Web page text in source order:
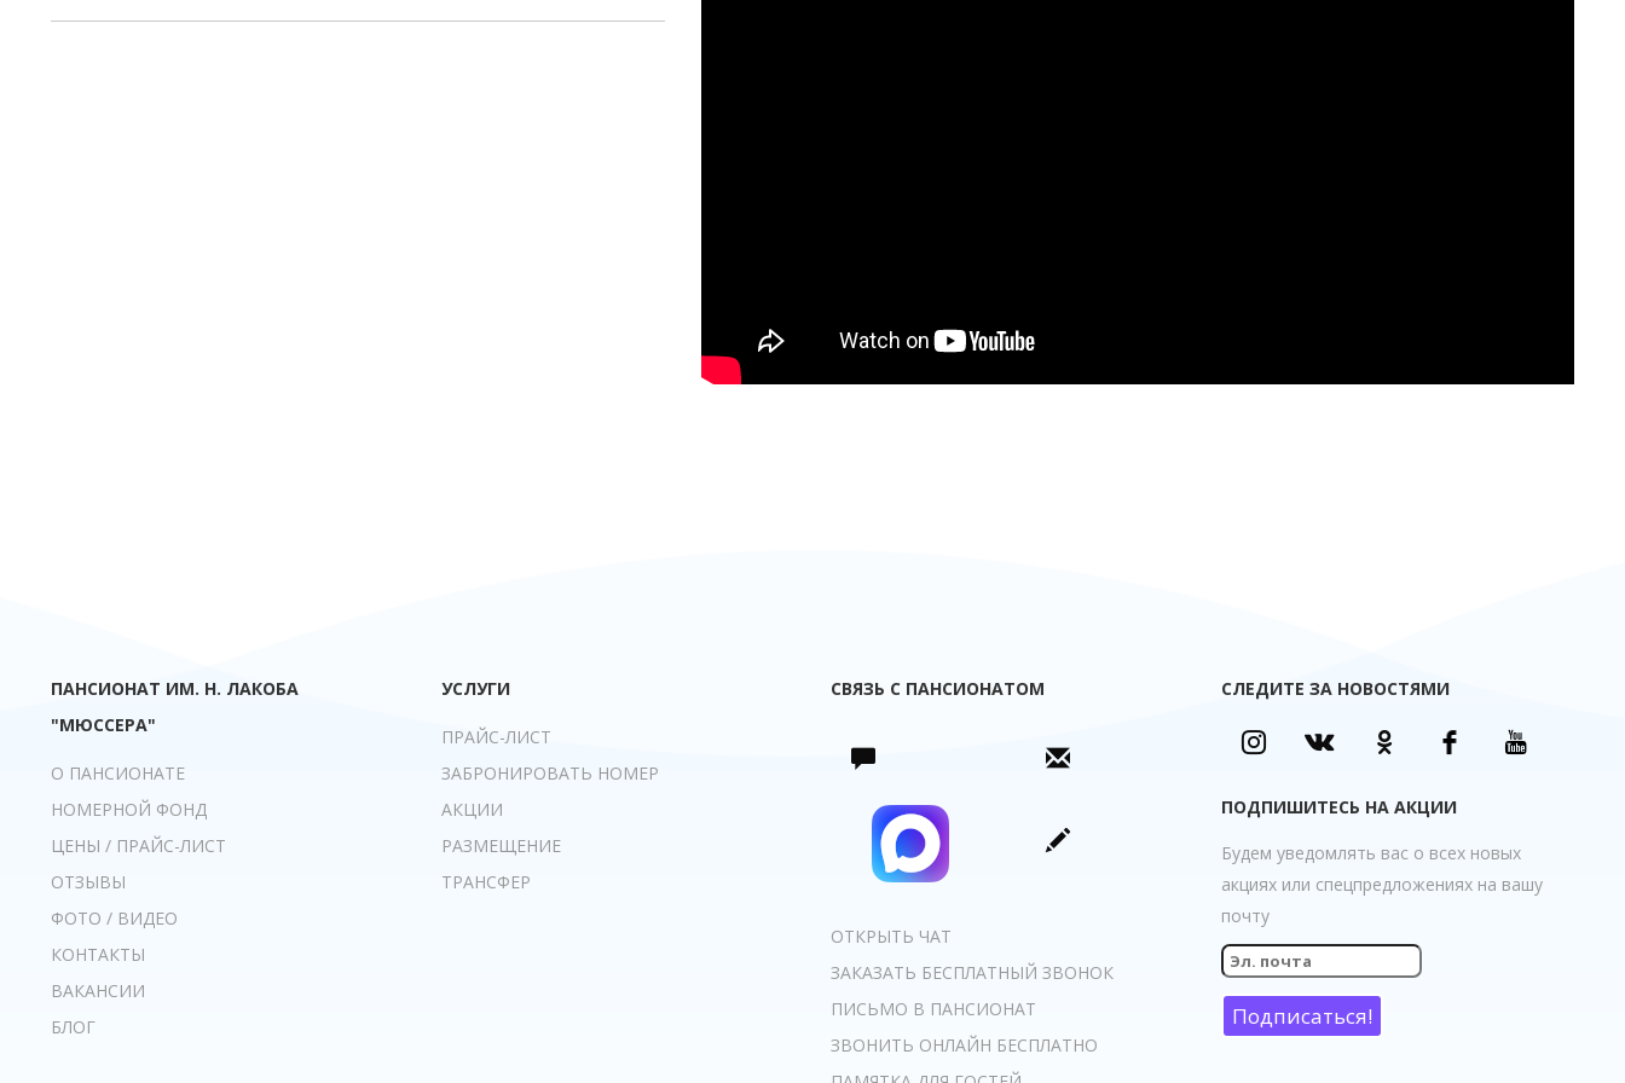
ПАНСИОНАТ ИМ. Н. ЛАКОБА
"МЮССЕРА"
О ПАНСИОНАТЕ
НОМЕРНОЙ ФОНД
ЦЕНЫ / ПРАЙС-ЛИСТ
ОТЗЫВЫ
ФОТО / ВИДЕО
КОНТАКТЫ
ВАКАНСИИ
БЛОГ
УСЛУГИ
ПРАЙС-ЛИСТ
ЗАБРОНИРОВАТЬ НОМЕР
АКЦИИ
РАЗМЕЩЕНИЕ
ТРАНСФЕР
СВЯЗЬ С ПАНСИОНАТОМ
ОТКРЫТЬ ЧАТ
ЗАКАЗАТЬ БЕСПЛАТНЫЙ ЗВОНОК
ПИСЬМО В ПАНСИОНАТ
ЗВОНИТЬ ОНЛАЙН БЕСПЛАТНО
СЛЕДИТЕ ЗА НОВОСТЯМИ
ПОДПИШИТЕСЬ НА АКЦИИ
Будем уведомлять вас о всех новых
акциях или спецпредложениях на вашу
почту